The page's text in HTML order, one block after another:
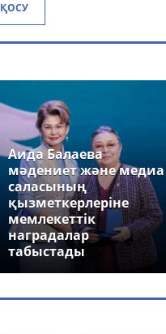
ҚОСУ
Аида Балаева
мәдениет және медиа
саласының
қызметкерлеріне
мемлекеттік
наградалар
табыстады